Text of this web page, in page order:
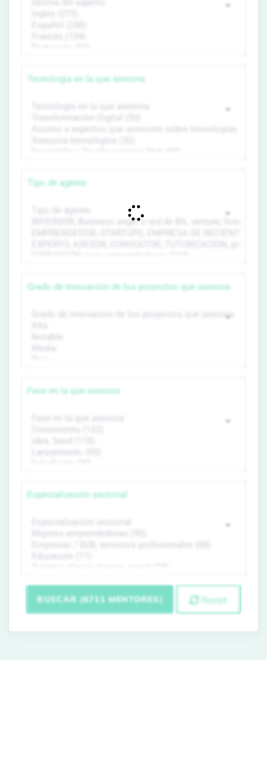
Tecnología en la que asesora
Tipo de agente
Grado de innovación de los proyectos que asesora
Fase en la que asesora
Especialización sectorial
BUSCAR (6711 MENTORES) Reset